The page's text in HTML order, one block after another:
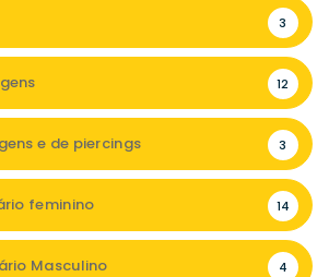
3
12
e de piercings 3
feminino 14
Masculino 4